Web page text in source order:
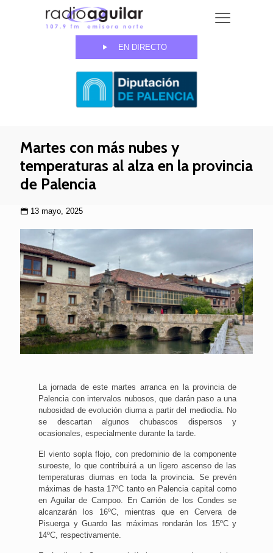
EN DIRECTO
Martes con más nubes y
temperaturas al alza en la provincia
de Palencia
13 mayo, 2025
La jornada de este martes arranca en la provincia de
Palencia con intervalos nubosos, que darán paso a una
nubosidad de evolución diurna a partir del mediodía. No
se descartan algunos chubascos dispersos y
ocasionales, especialmente durante la tarde.
El viento sopla flojo, con predominio de la componente
suroeste, lo que contribuirá a un ligero ascenso de las
temperaturas diurnas en toda la provincia. Se prevén
máximas de hasta 17ºC tanto en Palencia capital como
en Aguilar de Campoo. En Carrión de los Condes se
alcanzarán los 16ºC, mientras que en Cervera de
Pisuerga y Guardo las máximas rondarán los 15ºC y
14ºC, respectivamente.